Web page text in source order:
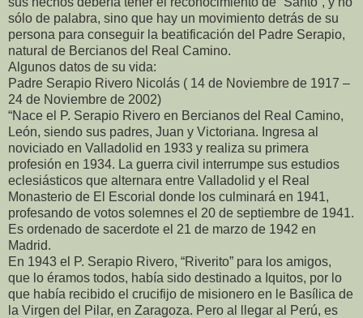
sólo de palabra, sino que hay un movimiento detrás de su
persona para conseguir la beatificación del Padre Serapio,
natural de Bercianos del Real Camino.
Algunos datos de su vida:
Padre Serapio Rivero Nicolás ( 14 de Noviembre de 1917 –
24 de Noviembre de 2002)
“Nace el P. Serapio Rivero en Bercianos del Real Camino,
León, siendo sus padres, Juan y Victoriana. Ingresa al
noviciado en Valladolid en 1933 y realiza su primera
profesión en 1934. La guerra civil interrumpe sus estudios
eclesiásticos que alternara entre Valladolid y el Real
Monasterio de El Escorial donde los culminará en 1941,
profesando de votos solemnes el 20 de septiembre de 1941.
Es ordenado de sacerdote el 21 de marzo de 1942 en
Madrid.
En 1943 el P. Serapio Rivero, “Riverito” para los amigos,
que lo éramos todos, había sido destinado a Iquitos, por lo
que había recibido el crucifijo de misionero en le Basílica de
la Virgen del Pilar, en Zaragoza. Pero al llegar al Perú, es